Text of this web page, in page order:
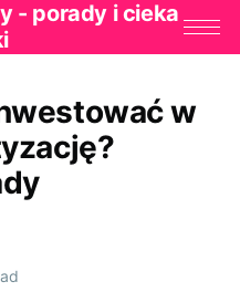
- porady i cieka
w